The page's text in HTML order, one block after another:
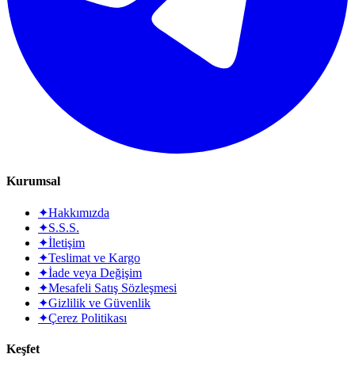
Kurumsal
✦Hakkımızda
✦S.S.S.
✦İletişim
✦Teslimat ve Kargo
✦İade veya Değişim
✦Mesafeli Satış Sözleşmesi
✦Gizlilik ve Güvenlik
✦Çerez Politikası
Keşfet